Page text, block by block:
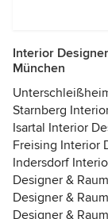
Interior
München
Starnberg
Isartal Interior
Freising Interior
Indersdorf
Designer &
Designer &
Designer &